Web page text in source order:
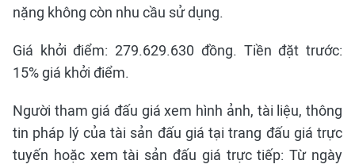
nặng không còn nhu cầu sử dụng.
Giá khởi điểm: 279.629.630 đồng. Tiền đặt trước:
15% giá khởi điểm.
Người tham giá đấu giá xem hình ảnh, tài liệu, thông
tin pháp lý của tài sản đấu giá tại trang đấu giá trực
tuyến hoặc xem tài sản đấu giá trực tiếp: Từ ngày